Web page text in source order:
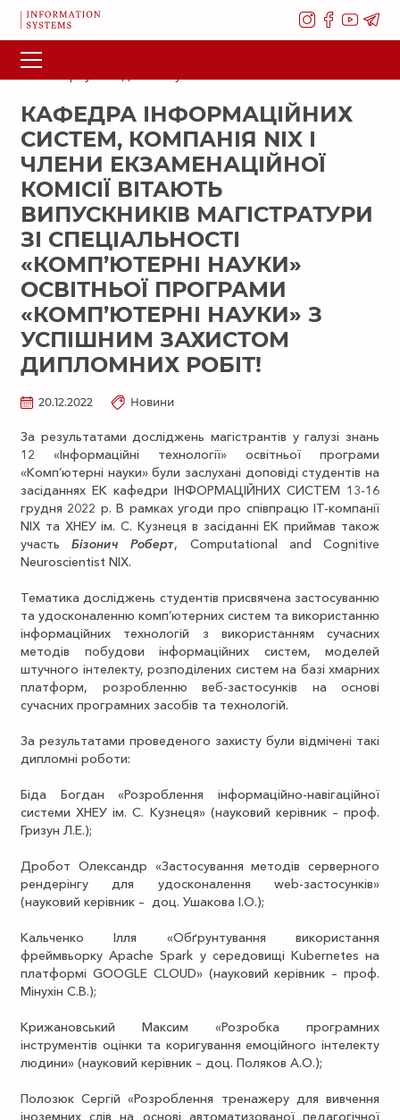
КАФЕДРА ІНФОРМАЦІЙНИХ
СИСТЕМ, КОМПАНІЯ NIX І
ЧЛЕНИ ЕКЗАМЕНАЦІЙНОЇ
КОМІСІЇ ВІТАЮТЬ
ВИПУСКНИКІВ МАГІСТРАТУРИ
ЗІ СПЕЦІАЛЬНОСТІ
«КОМП’ЮТЕРНІ НАУКИ»
ОСВІТНЬОЇ ПРОГРАМИ
«КОМП’ЮТЕРНІ НАУКИ» З
УСПІШНИМ ЗАХИСТОМ
ДИПЛОМНИХ РОБІТ!
20.12.2022 Новини
За результатами досліджень магістрантів у галузі знань
12 «Інформаційні технології» освітньої програми
«Комп’ютерні науки» були заслухані доповіді студентів на
засіданнях ЕК кафедри ІНФОРМАЦІЙНИХ СИСТЕМ 13-16
грудня 2022 р. В рамках угоди про співпрацю ІТ-компанії
NIX та ХНЕУ ім. С. Кузнеця в засіданні ЕК приймав також
участьБізонич Роберт, Computational and Cognitive
Neuroscientist NIX.
Тематика досліджень студентів присвячена застосуванню
та удосконаленню комп’ютерних систем та використанню
інформаційних технологій з використанням сучасних
методів побудови інформаційних систем, моделей
штучного інтелекту, розподілених систем на базі хмарних
платформ, розробленню веб-застосунків на основі
сучасних програмних засобів та технологій.
За результатами проведеного захисту були відмічені такі
дипломні роботи:
Біда Богдан «Розроблення інформаційно-навігаційної
системи ХНЕУ ім. С. Кузнеця» (науковий керівник – проф.
Гризун Л.Е.);
Дробот Олександр «Застосування методів серверного
рендерінгу для удосконалення web-застосунків»
(науковий керівник – доц. Ушакова І.О.);
Кальченко Ілля «Обґрунтування використання
фреймвьорку Apache Spark у середовищі Kubernetes на
платформі GOOGLE CLOUD» (науковий керівник – проф.
Мінухін С.В.);
Крижановський Максим «Розробка програмних
інструментів оцінки та коригування емоційного інтелекту
людини» (науковий керівник – доц. Поляков А.О.);
Полозюк Сергій «Розроблення тренажеру для вивчення
іноземних слів на основі автоматизованої педагогічної